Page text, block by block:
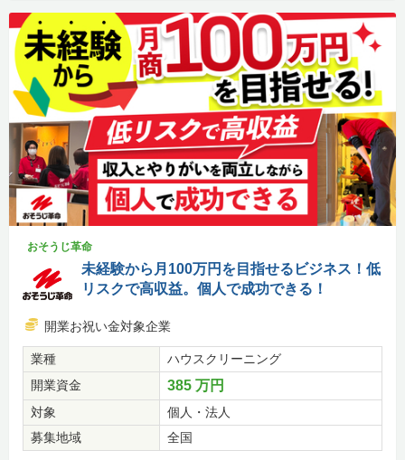
おそうじ革命
未経験から月100万円を目指せるビジネス！低
リスクで高収益。個人で成功できる！
開業お祝い金対象企業
業種
ハウスクリーニング
開業資金
385 万円
対象
個人・法人
募集地域
全国